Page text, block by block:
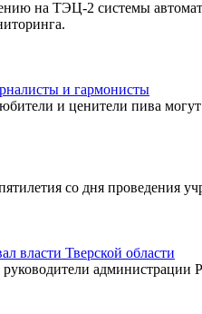
на ТЭЦ-2 системы
и гармонисты
и ценители пива могут
со дня проведения
власти Тверской области
администрации